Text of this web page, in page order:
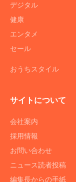
デジタル
健康
エンタメ
セール
おうちスタイル
サイトについて
会社案内
採用情報
お問い合わせ
ニュース読者投稿
編集長からの手紙